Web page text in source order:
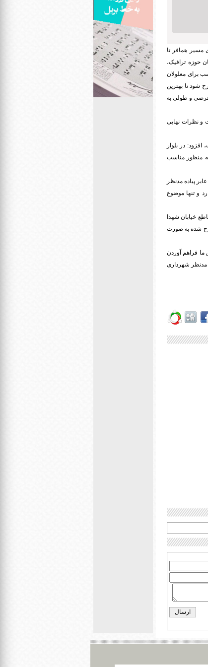
مسیر همافر تا
حوزه ترافیک،
برای معلولان
شود تا بهترین
عرضی و طولی به
و نظرات نهایی
در بلوار
منظور مناسب
پیاده مدنظر
و تنها موضوع
خیابان شهدا
شده به صورت
ما فراهم آوردن
مدنظر شهرداری